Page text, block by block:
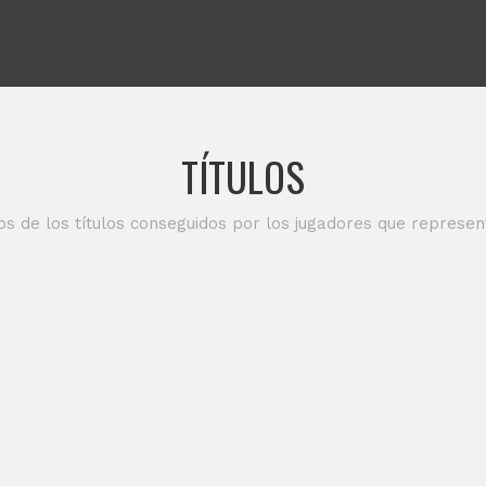
TÍTULOS
de los títulos conseguidos por los jugadores que